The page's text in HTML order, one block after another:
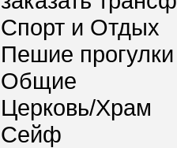
Спорт и Отдых
Пешие прогулки
Общие
Церковь/Храм
Сейф